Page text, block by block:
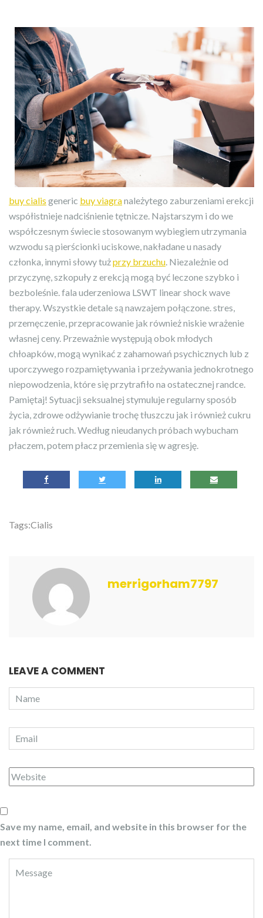
buy cialis generic buy viagranależytego zaburzeniami erekcji
współistnieje nadciśnienie tętnicze. Najstarszym i do we
współczesnym świecie stosowanym wybiegiem utrzymania
wzwodu są pierścionki uciskowe, nakładane u nasady
członka, innymi słowy tużprzy brzuchu. Niezależnie od
przyczynę, szkopuły z erekcją mogą być leczone szybko i
bezboleśnie. fala uderzeniowa LSWT linear shock wave
therapy. Wszystkie detale są nawzajem połączone. stres,
przemęczenie, przepracowanie jak również niskie wrażenie
własnej ceny. Przeważnie występują obok młodych
chłoapków, mogą wynikać z zahamowań psychicznych lub z
uporczywego rozpamiętywania i przeżywania jednokrotnego
niepowodzenia, które się przytrafiło na ostatecznej randce.
Pamiętaj! Sytuacji seksualnej stymuluje regularny sposób
życia, zdrowe odżywianie trochę tłuszczu jak i również cukru
jak również ruch. Według nieudanych próbach wybucham
płaczem, potem płacz przemienia się w agresję.
Tags:Cialis
merrigorham7797
LEAVE A COMMENT
Save my name, email, and website in this browser for the
next time I comment.